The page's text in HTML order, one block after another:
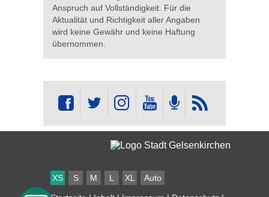
Anspruch auf Vollständigkeit. Für die
Aktualität und Richtigkeit aller Angaben
wird keine Gewähr und keine Haftung
übernommen.
XS S M L XL Auto